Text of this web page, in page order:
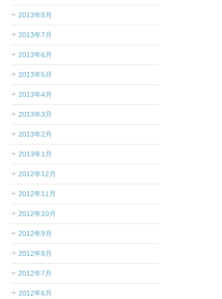
2013年8月
2013年7月
2013年6月
2013年5月
2013年4月
2013年3月
2013年2月
2013年1月
2012年12月
2012年11月
2012年10月
2012年9月
2012年8月
2012年7月
2012年6月